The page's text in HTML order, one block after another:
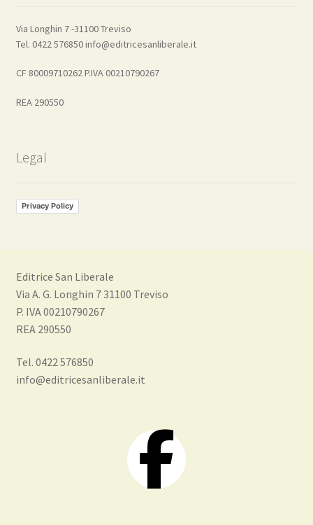
Via Longhin 7 -31100 Treviso
Tel. 0422 576850 info@editricesanliberale.it
CF 80009710262 P.IVA 00210790267
REA 290550
Legal
Privacy Policy
Editrice San Liberale
Via A. G. Longhin 7 31100 Treviso
P. IVA 00210790267
REA 290550
Tel. 0422 576850
info@editricesanliberale.it